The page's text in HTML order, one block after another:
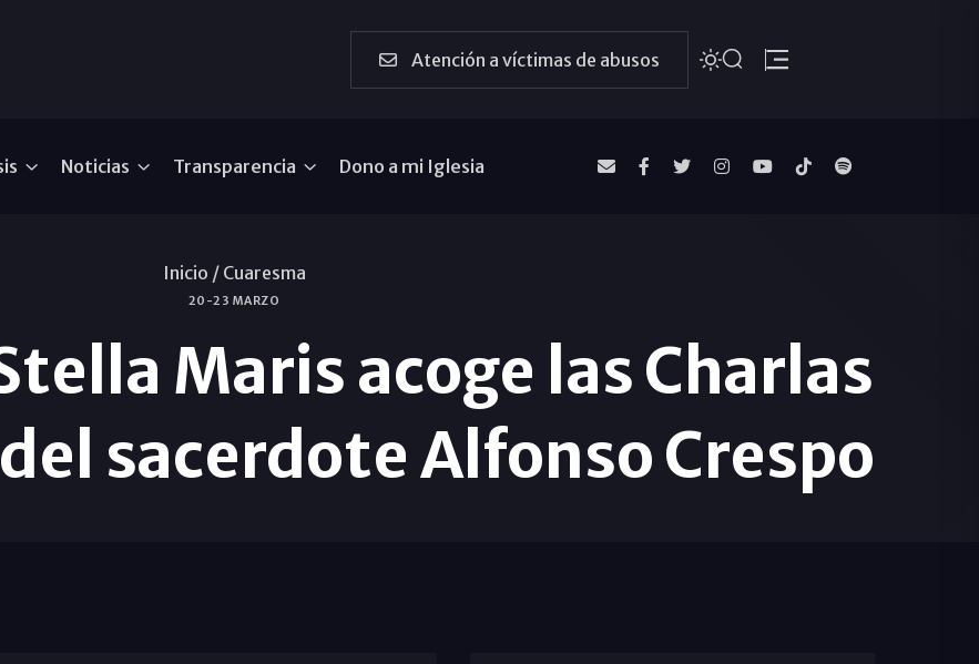
Atención a víctimas de abusos
Noticias Transparencia Dono a mi Iglesia
Inicio / Cuaresma
20-23 MARZO
Maris acoge las Charlas
sacerdote Alfonso Crespo